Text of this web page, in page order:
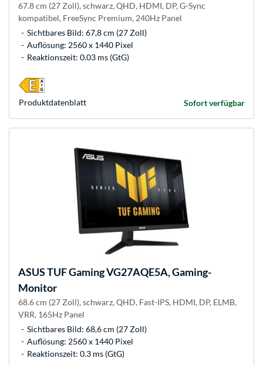
67.8 cm (27 Zoll), schwarz, QHD, HDMI, DP, G-Sync
kompatibel, FreeSync Premium, 240Hz Panel
Sichtbares Bild: 67,8 cm (27 Zoll)
Auflösung: 2560 x 1440 Pixel
Reaktionszeit: 0.03 ms (GtG)
Sofort verfügbar
Produkt­datenblatt
ASUSTUF Gaming VG27AQE5A, Gaming-
Monitor
68.6 cm (27 Zoll), schwarz, QHD, Fast-IPS, HDMI, DP, ELMB,
VRR, 165Hz Panel
Sichtbares Bild: 68,6 cm (27 Zoll)
Auflösung: 2560 x 1440 Pixel
Reaktionszeit: 0.3 ms (GtG)